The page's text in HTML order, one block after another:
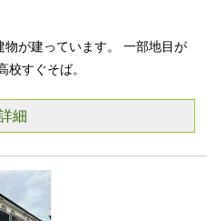
が建っています。 一部地目が
校すぐそば。
細